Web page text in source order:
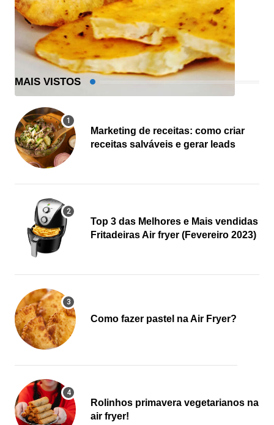
MAIS VISTOS
Marketing de receitas: como criar
receitas salváveis e gerar leads
Top 3 das Melhores e Mais vendidas
Fritadeiras Air fryer (Fevereiro 2023)
Como fazer pastel na Air Fryer?
Rolinhos primavera vegetarianos na
air fryer!